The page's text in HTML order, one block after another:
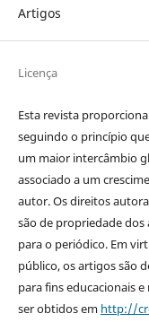
Artigos
Licença
Esta revista
seguindo o princípio
um maior intercâmbio
associado a um
autor. Os direitos
são de propriedade
para o periódico. Em
público, os artigos são
para fins educacionais
ser obtidos em http://